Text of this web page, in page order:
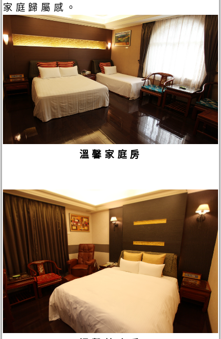
家庭歸屬感。
溫馨家庭房